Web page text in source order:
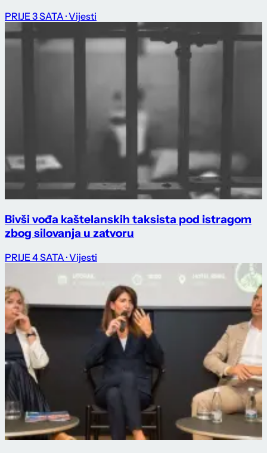
PRIJE 3 SATA · Vijesti
Bivši vođa kaštelanskih taksista pod istragom
zbog silovanja u zatvoru
PRIJE 4 SATA · Vijesti